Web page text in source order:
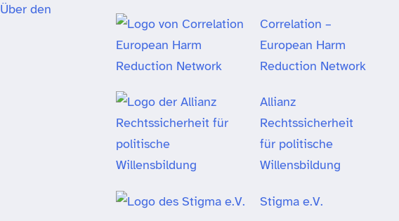
Über den
Correlation –
European Harm
Reduction Network
Allianz
Rechtssicherheit
für politische
Willensbildung
Stigma e.V.